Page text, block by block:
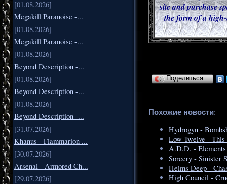
[01.08.2026]
Megakill Paranoise -...
[01.08.2026]
Megakill Paranoise -...
[01.08.2026]
Beyond Description -...
[01.08.2026]
Beyond Description -...
[01.08.2026]
Beyond Description -...
[31.07.2026]
Khanus - Flammarion ...
[30.07.2026]
Arsenal - Armored Ch...
[29.07.2026]
site and purchase
the form of a
Поделиться…
Похожие новости:
Hydrogyn -
Low Twelve - This
A.D.D. -
Sorcery - Sinister
Helms Deep -
High Council -